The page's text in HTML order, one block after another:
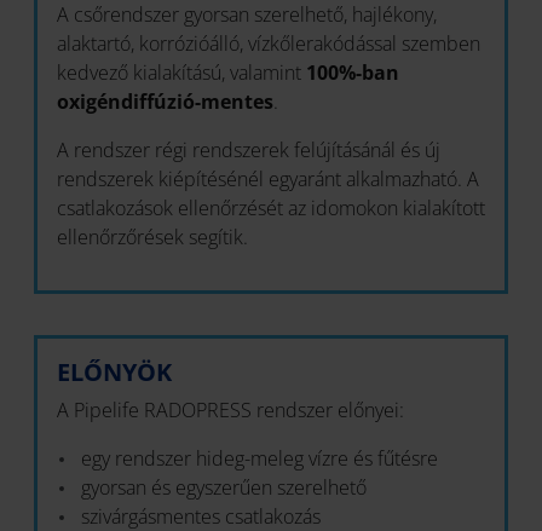
A csőrendszer gyorsan szerelhető, hajlékony,
alaktartó, korrózióálló, vízkőlerakódással szemben
kedvező kialakítású, valamint 100%-ban
oxigéndiffúzió-mentes.
A rendszer régi rendszerek felújításánál és új
rendszerek kiépítésénél egyaránt alkalmazható. A
csatlakozások ellenőrzését az idomokon kialakított
ellenőrzőrések segítik.
ELŐNYÖK
A Pipelife RADOPRESS rendszer előnyei:
egy rendszer hideg-meleg vízre és fűtésre
gyorsan és egyszerűen szerelhető
szivárgásmentes csatlakozás